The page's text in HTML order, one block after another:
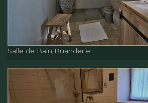
Salle de Bain Buanderie